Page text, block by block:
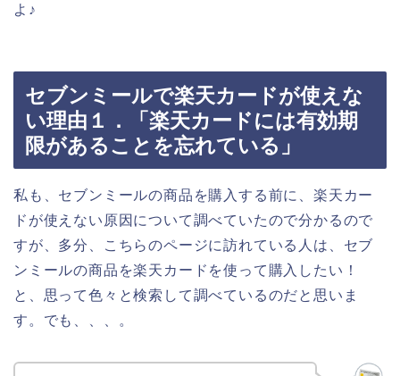
よ♪
セブンミールで楽天カードが使えな
い理由１．「楽天カードには有効期
限があることを忘れている」
私も、セブンミールの商品を購入する前に、楽天カー
ドが使えない原因について調べていたので分かるので
すが、多分、こちらのページに訪れている人は、セブ
ンミールの商品を楽天カードを使って購入したい！
と、思って色々と検索して調べているのだと思いま
す。でも、、、。